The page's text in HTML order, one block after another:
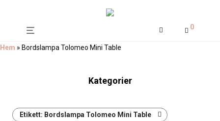
0
Hem » Bordslampa Tolomeo Mini Table
Kategorier
Etikett: Bordslampa Tolomeo Mini Table